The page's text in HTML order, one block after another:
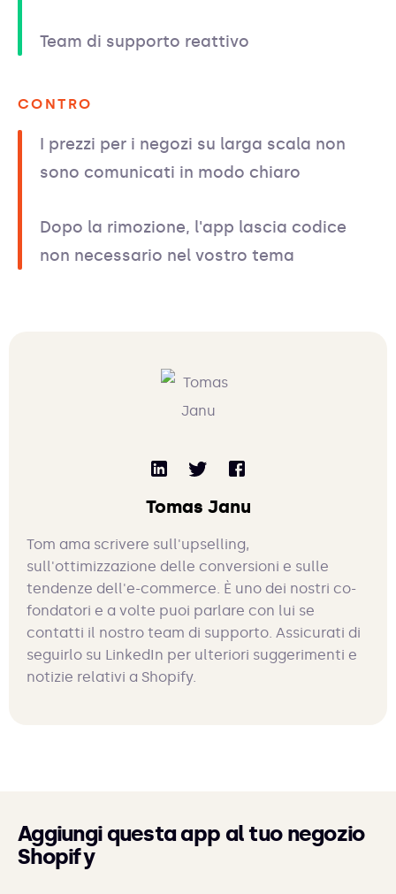
Team di supporto reattivo
CONTRO
I prezzi per i negozi su larga scala non
sono comunicati in modo chiaro
Dopo la rimozione, l'app lascia codice
non necessario nel vostro tema
Tomas Janu
Tom ama scrivere sull'upselling,
sull'ottimizzazione delle conversioni e sulle
tendenze dell'e-commerce. È uno dei nostri co-
fondatori e a volte puoi parlare con lui se
contatti il nostro team di supporto. Assicurati di
seguirlo su LinkedIn per ulteriori suggerimenti e
notizie relativi a Shopify.
Aggiungi questa app al tuo negozio
Shopify